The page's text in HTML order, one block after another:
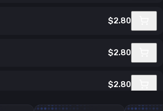
$2.80
$2.80
$2.80